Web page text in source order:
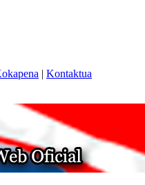
| Kontaktua